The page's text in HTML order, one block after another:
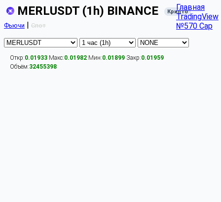
MERLUSDT (1h) BINANCE Крипто
Фьючи | Спот
Главная
TradingView
№570 Cap
Откр:0.01933 Макс:0.01982 Мин:0.01899 Закр:0.01959
Объём:32455398